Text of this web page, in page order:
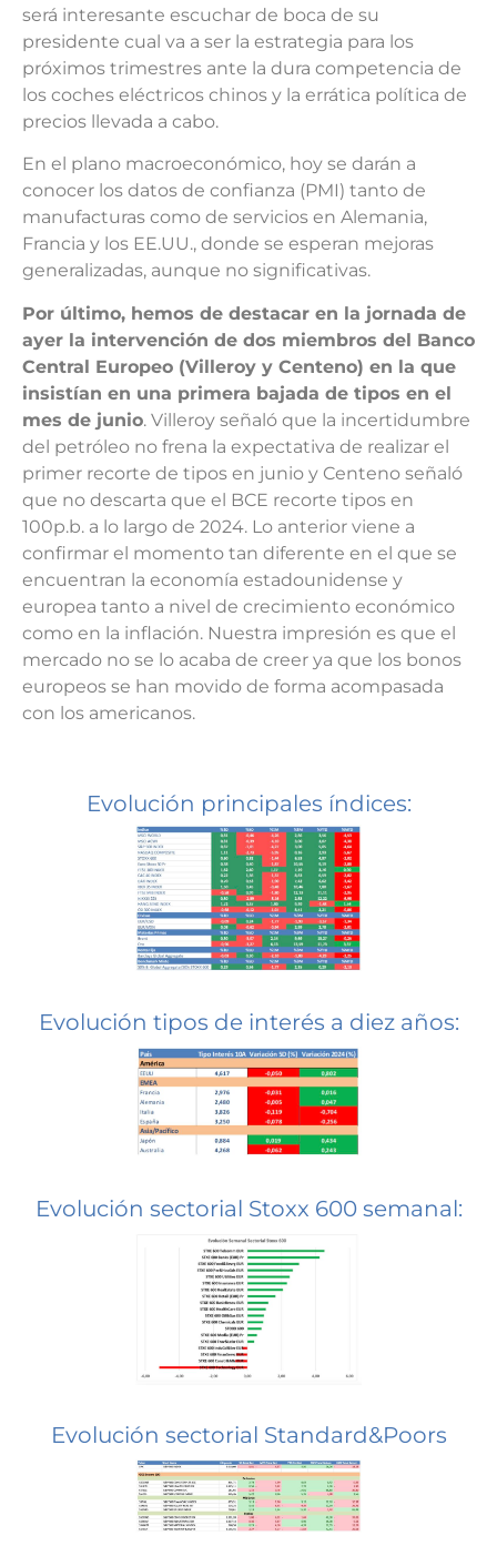
será interesante escuchar de boca de su
presidente cual va a ser la estrategia para los
próximos trimestres ante la dura competencia de
los coches eléctricos chinos y la errática política de
precios llevada a cabo.
En el plano macroeconómico, hoy se darán a
conocer los datos de confianza (PMI) tanto de
manufacturas como de servicios en Alemania,
Francia y los EE.UU., donde se esperan mejoras
generalizadas, aunque no significativas.
Por último, hemos de destacar en la jornada de
ayer la intervención de dos miembros del Banco
Central Europeo (Villeroy y Centeno) en la que
insistían en una primera bajada de tipos en el
mes de junio. Villeroy señaló que la incertidumbre
del petróleo no frena la expectativa de realizar el
primer recorte de tipos en junio y Centeno señaló
que no descarta que el BCE recorte tipos en
100p.b. a lo largo de 2024. Lo anterior viene a
confirmar el momento tan diferente en el que se
encuentran la economía estadounidense y
europea tanto a nivel de crecimiento económico
como en la inflación. Nuestra impresión es que el
mercado no se lo acaba de creer ya que los bonos
europeos se han movido de forma acompasada
con los americanos.
Evolución principales índices:
Evolución tipos de interés a diez años:
Evolución sectorial Stoxx 600 semanal:
Evolución sectorial Standard&Poors